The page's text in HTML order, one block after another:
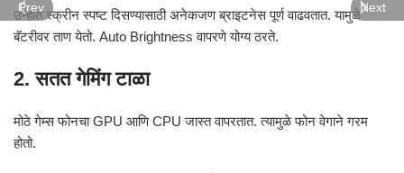
उन्हात स्क्रीन स्पष्ट दिसण्यासाठी अनेकजण ब्राइटनेस पूर्ण वाढवतात. यामुळे
बॅटरीवर ताण येतो. Auto Brightness वापरणे योग्य ठरते.
2. सतत गेमिंग टाळा
मोठे गेम्स फोनचा GPU आणि CPU जास्त वापरतात. त्यामुळे फोन वेगाने गरम
होतो.
Prev Next